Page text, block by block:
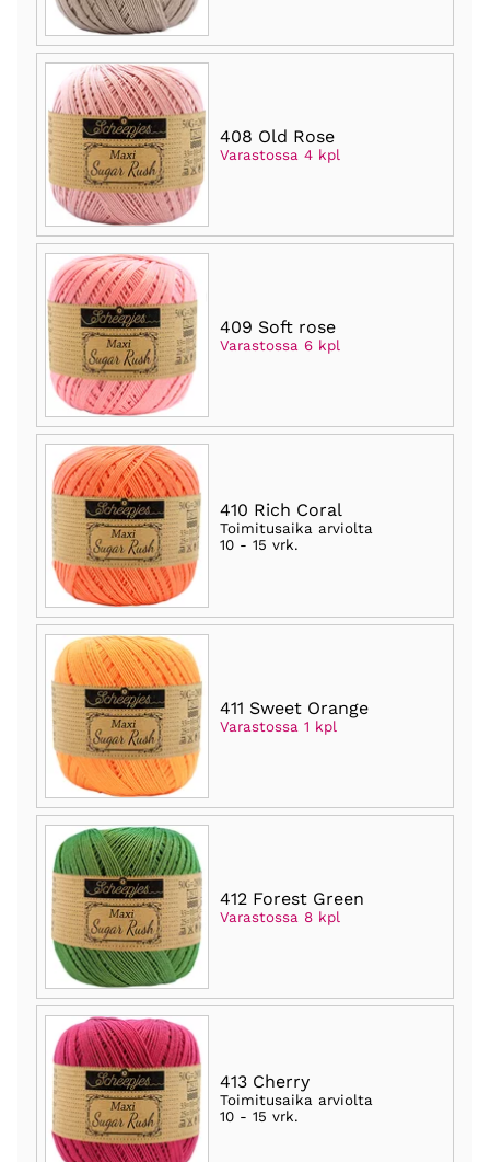
408 Old Rose
Varastossa 4 kpl
409 Soft rose
Varastossa 6 kpl
410 Rich Coral
Toimitusaika arviolta
10 - 15 vrk.
411 Sweet Orange
Varastossa 1 kpl
412 Forest Green
Varastossa 8 kpl
413 Cherry
Toimitusaika arviolta
10 - 15 vrk.